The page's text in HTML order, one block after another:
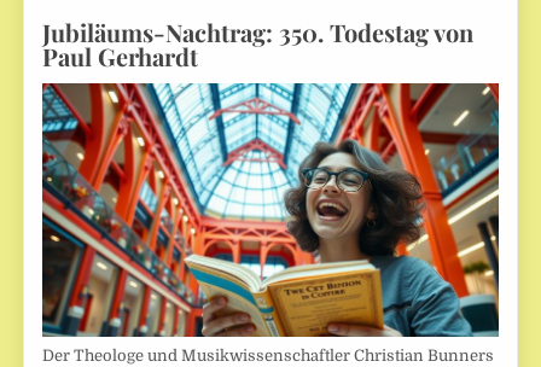
Jubiläums-Nachtrag: 350. Todestag von
Paul Gerhardt
Der Theologe und Musikwissenschaftler Christian Bunners